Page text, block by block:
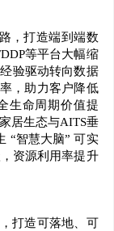
，打造端到端数
等平台大幅缩
验驱动转向数据
，助力客户降低
生命周期价值提
居生态与AITS垂
“智慧大脑” 可实
资源利用率提升
打造可落地、可